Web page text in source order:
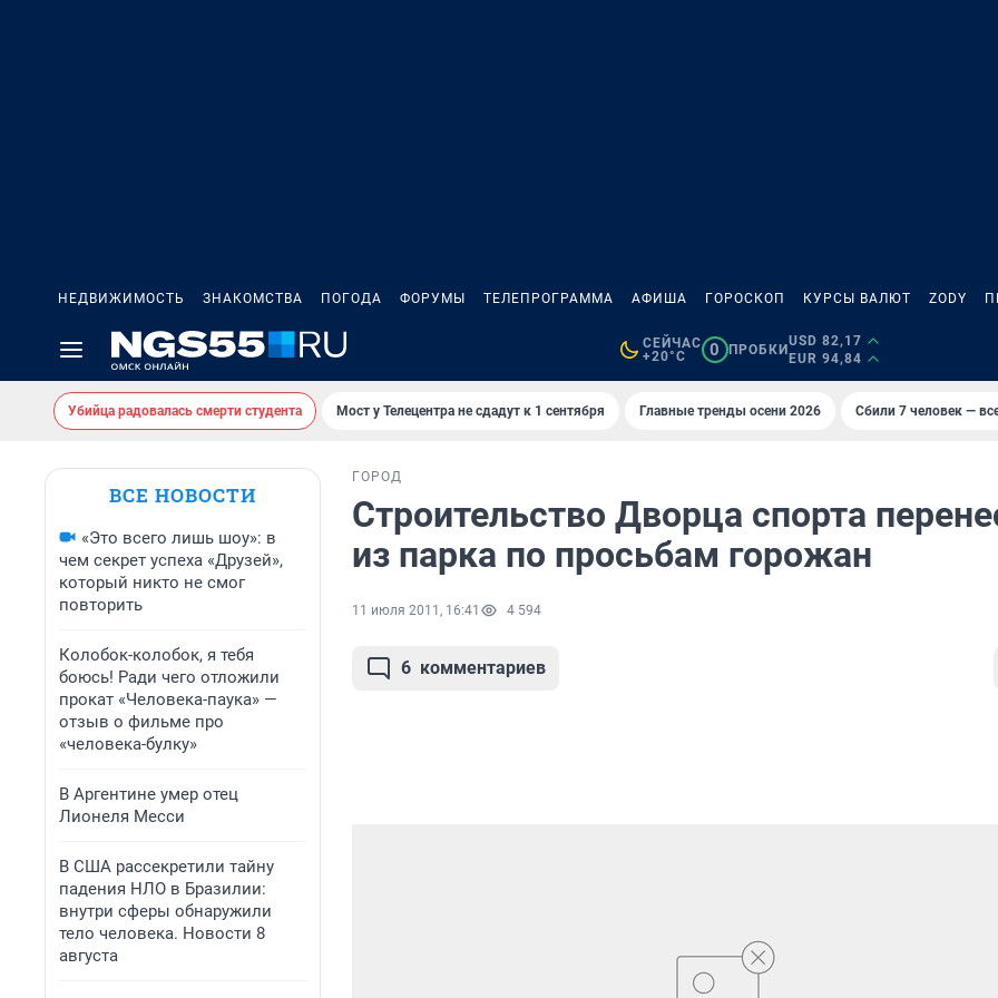
НЕДВИЖИМОСТЬ ЗНАКОМСТВА ПОГОДА ФОРУМЫ ТЕЛЕПРОГРАММА АФИША ГОРОСКОП КУРСЫ ВАЛЮТ ZODY
СЕЙЧАС
+20°C
0 ПРОБКИ
USD 82,17
EUR 94,84
Убийца радовалась смерти студента Мост у Телецентра не сдадут к 1 сентября Главные тренды осени 2026 Сбили 7 человек —
ВСЕ НОВОСТИ
«Это всего лишь шоу»: в
чем секрет успеха «Друзей»,
который никто не смог
повторить
Колобок-колобок, я тебя
боюсь! Ради чего отложили
прокат «Человека-паука» —
отзыв о фильме про
«человека-булку»
В Аргентине умер отец
Лионеля Месси
В США рассекретили тайну
падения НЛО в Бразилии:
внутри сферы обнаружили
тело человека. Новости 8
августа
ГОРОД
Строительство Дворца спорта
из парка по просьбам горожан
11 июля 2011, 16:41 4 594
6 комментариев